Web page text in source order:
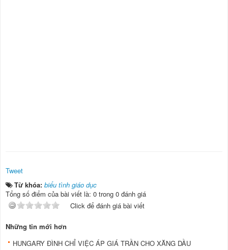
Tweet
Từ khóa: biểu tình giáo dục
Tổng số điểm của bài viết là: 0 trong 0 đánh giá
Click để đánh giá bài viết
Những tin mới hơn
HUNGARY ĐÌNH CHỈ VIỆC ÁP GIÁ TRẦN CHO XĂNG DẦU